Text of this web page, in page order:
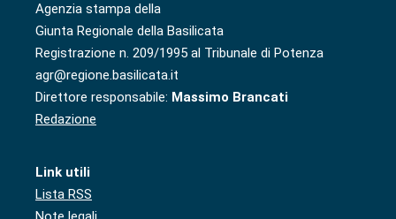
Agenzia stampa della
Giunta Regionale della Basilicata
Registrazione n. 209/1995 al Tribunale di Potenza
agr@regione.basilicata.it
Direttore responsabile: Massimo Brancati
Redazione
Link utili
Lista RSS